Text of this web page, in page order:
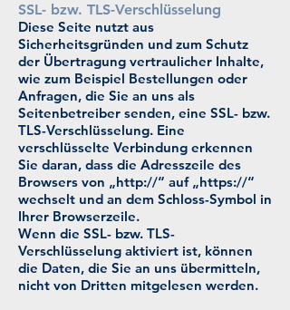
SSL- bzw. TLS-Verschlüsselung
Diese Seite nutzt aus
Sicherheitsgründen und zum Schutz
der Übertragung vertraulicher Inhalte,
wie zum Beispiel Bestellungen oder
Anfragen, die Sie an uns als
Seitenbetreiber senden, eine SSL- bzw.
TLS-Verschlüsselung. Eine
verschlüsselte Verbindung erkennen
Sie daran, dass die Adresszeile des
Browsers von „http://“ auf „https://“
wechselt und an dem Schloss-Symbol in
Ihrer Browserzeile.
Wenn die SSL- bzw. TLS-
Verschlüsselung aktiviert ist, können
die Daten, die Sie an uns übermitteln,
nicht von Dritten mitgelesen werden.